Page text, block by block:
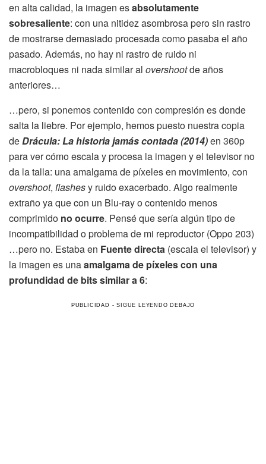
en alta calidad, la imagen esabsolutamente
sobresaliente: con una nitidez asombrosa pero sin rastro
de mostrarse demasiado procesada como pasaba el año
pasado. Además, no hay ni rastro de ruido ni
macrobloques ni nada similar al overshootde años
anteriores…
…pero, si ponemos contenido con compresión es donde
salta la liebre. Por ejemplo, hemos puesto nuestra copia
deDrácula: La historia jamás contada (2014)en 360p
para ver cómo escala y procesa la imagen y el televisor no
da la talla: una amalgama de píxeles en movimiento, con
overshoot, flashesy ruido exacerbado. Algo realmente
extraño ya que con un Blu-ray o contenido menos
comprimido no ocurre. Pensé que sería algún tipo de
incompatibilidad o problema de mi reproductor (Oppo 203)
…pero no. Estaba en Fuente directa (escala el televisor) y
la imagen es unaamalgama de píxeles con una
profundidad de bits similar a 6: